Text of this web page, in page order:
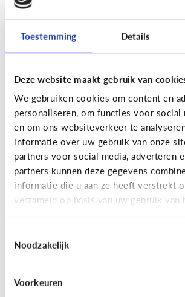
Toestemming Details
Deze website maakt gebruik van
We gebruiken cookies om content en
personaliseren, om functies voor social
en om ons websiteverkeer te
informatie over uw gebruik van onze
partners voor social media, adverteren
partners kunnen deze gegevens
informatie die u aan ze heeft verstrekt
verzameld op basis van uw gebruik van
Noodzakelijk
Voorkeuren
Fun met media
Maak je eigen Snapchat
Instagram filter!
Fun met media
Wandelen was nog nooit